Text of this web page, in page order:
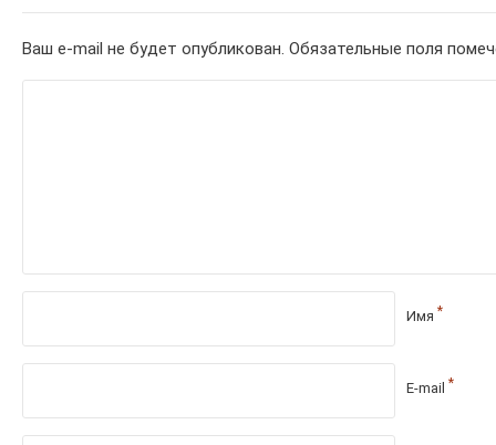
Ваш e-mail не будет опубликован. Обязательные поля
Имя *
E-mail *